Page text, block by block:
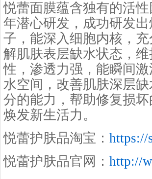
悦蕾面膜蕴含独有的活
年潜心研发，成功研发
子，能深入细胞内核，
解肌肤表层缺水状态，
性，渗透力强，能瞬间
水空间，改善肌肤深层
分的能力，帮助修复损
焕发新生活力。
悦蕾护肤品淘宝： https://
悦蕾护肤品官网： http://